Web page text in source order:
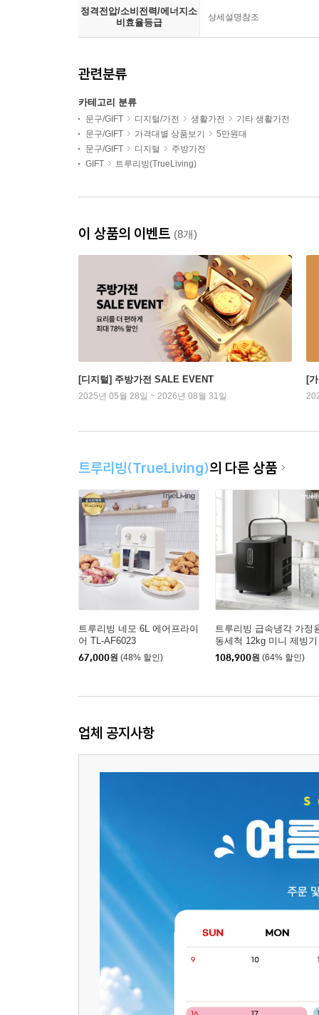
정격전압/소비전력/에너지소
비효율등급
상세설명참조
관련분류
카테고리 분류
문구/GIFT 디지털/가전 생활가전
기타 생활가전
문구/GIFT
가격대별 상품보기
5만원대
문구/GIFT
디지털
주방가전
GIFT
트루리빙(TrueLiving)
이 상품의 이벤트 (8개)
[디지털] 주방가전 SALE EVENT
2025년 05월 28일 ~ 2026년 08월 31일
[
트루리빙(TrueLiving)의 다른 상품
트루리빙 네모 6L 에어프라이
어 TL-AF6023
67,000원 (48% 할인)
트루리빙 급속냉각 가정
동세척 12kg 미니 제빙
ICE12KG
108,900원 (64% 할인)
업체 공지사항